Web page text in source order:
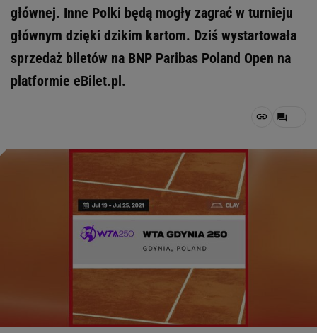
głównej. Inne Polki będą mogły zagrać w turnieju
głównym dzięki dzikim kartom. Dziś wystartowała
sprzedaż biletów na BNP Paribas Poland Open na
platformie eBilet.pl.